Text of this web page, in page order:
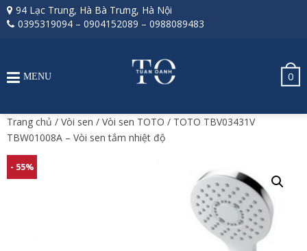
94 Lạc Trung, Hà Bà Trưng, Hà Nội
0395319094 – 0904152089 – 0988089483
0
MENU
Trang chủ / Vòi sen / Vòi sen TOTO / TOTO TBV03431V
TBW01008A – Vòi sen tắm nhiệt độ
- 55%